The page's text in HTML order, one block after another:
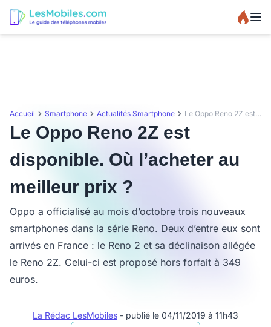
Accueil Smartphone Actualités Smartphone Le Oppo Reno 2Z est disponible. Où l’acheter au meilleur prix ?
Le Oppo Reno 2Z est
disponible. Où l’acheter au
meilleur prix ?
Oppo a officialisé au mois d’octobre trois nouveaux
smartphones dans la série Reno. Deux d’entre eux sont
arrivés en France : le Reno 2 et sa déclinaison allégée
le Reno 2Z. Celui-ci est proposé hors forfait à 349
euros.
La Rédac LesMobiles - publié le 04/11/2019 à 11h43